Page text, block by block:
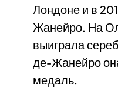
Лондоне и в
Жанейро. На
выиграла
де-Жанейро
медаль.